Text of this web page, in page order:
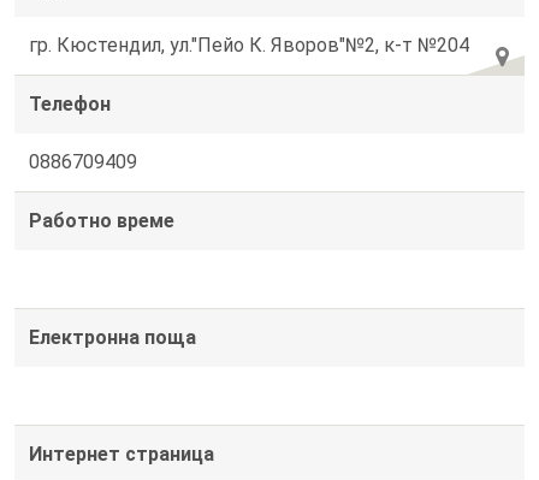
гр. Кюстендил, ул."Пейо К. Яворов"№2, к-т №204
Телефон
0886709409
Работно време
Електронна поща
Интернет страница